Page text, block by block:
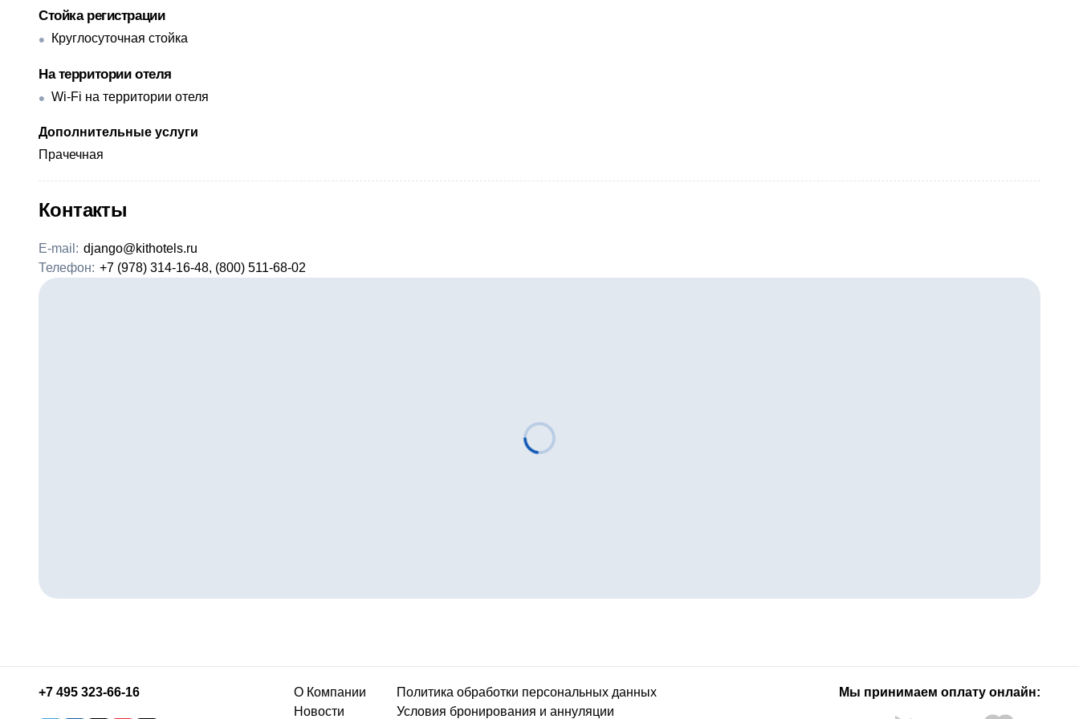
Стойка регистрации
Круглосуточная стойка
На территории отеля
Wi-Fi на территории отеля
Дополнительные услуги
Прачечная
Контакты
E-mail: django@kithotels.ru
Телефон: +7 (978) 314-16-48, (800) 511-68-02
+7 495 323-66-16
О Компании
Новости
Политика обработки персональных данных
Условия бронирования и аннуляции
Мы принимаем оплату онлайн: